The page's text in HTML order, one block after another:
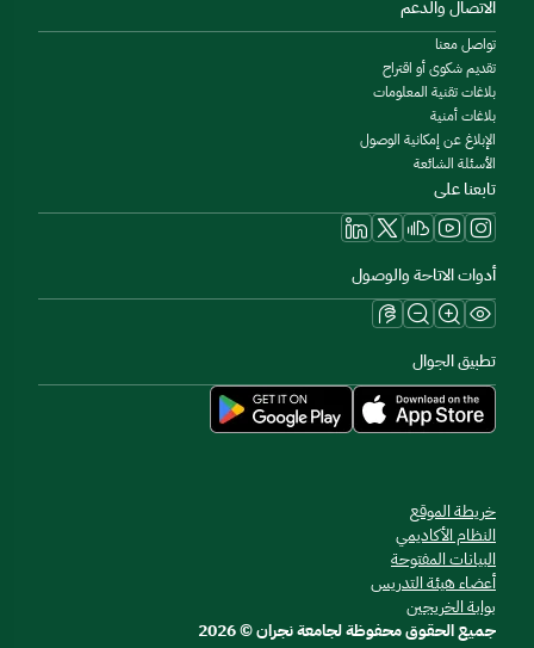
الاتصال والدعم
تواصل معنا
تقديم شكوى أو اقتراح
بلاغات تقنية المعلومات
بلاغات أمنية
الإبلاغ عن إمكانية الوصول
الأسئلة الشائعة
تابعنا على
أدوات الاتاحة والوصول
تطبيق الجوال
خريطة الموقع
النظام الأكاديمي
البيانات المفتوحة
أعضاء هيئة التدريس
بوابة الخريجين
جميع الحقوق محفوظة لجامعة نجران © 2026